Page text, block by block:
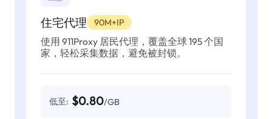
住宅代理 90M+IP
使用 911Proxy 居民代理，覆盖全球 195 个国
家，轻松采集数据，避免被封锁。
低至: $0.80/GB